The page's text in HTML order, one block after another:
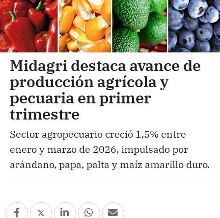
Midagri destaca avance de
producción agrícola y
pecuaria en primer
trimestre
Sector agropecuario creció 1,5% entre
enero y marzo de 2026, impulsado por
arándano, papa, palta y maíz amarillo duro.